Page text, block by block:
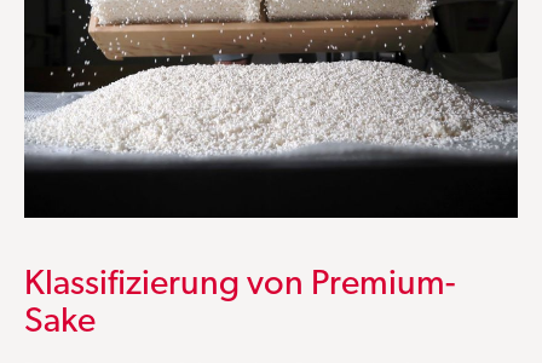
Klassifizierung von Premium-
Sake